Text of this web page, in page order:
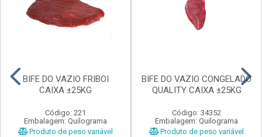
BIFE DO VAZIO FRIBOI
CAIXA ±25KG
Código: 221
Embalagem: Quilograma
Produto de peso variável
BIFE DO VAZIO CONGELADO
QUALITY CAIXA ±25KG
Código: 34352
Embalagem: Quilograma
Produto de peso variável